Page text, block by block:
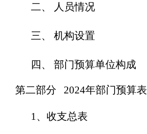
二、 人员情况
三、 机构设置
四、 部门预算单位构成
第二部分 2024年部门预算表
1、收支总表